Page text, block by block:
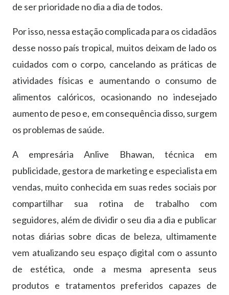
de ser prioridade no dia a dia de todos.
Por isso, nessa estação complicada para os cidadãos
desse nosso país tropical, muitos deixam de lado os
cuidados com o corpo, cancelando as práticas de
atividades físicas e aumentando o consumo de
alimentos calóricos, ocasionando no indesejado
aumento de peso e, em consequência disso, surgem
os problemas de saúde.
A empresária Anlive Bhawan, técnica em
publicidade, gestora de marketing e especialista em
vendas, muito conhecida em suas redes sociais por
compartilhar sua rotina de trabalho com
seguidores, além de dividir o seu dia a dia e publicar
notas diárias sobre dicas de beleza, ultimamente
vem atualizando seu espaço digital com o assunto
de estética, onde a mesma apresenta seus
produtos e tratamentos preferidos capazes de